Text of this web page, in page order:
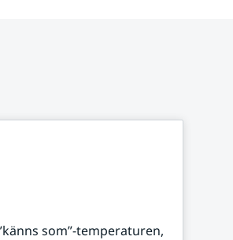
som”-temperaturen,